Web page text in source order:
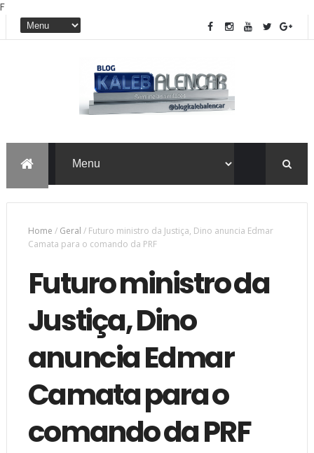
F
Home / Geral / Futuro ministro da Justiça, Dino anuncia Edmar
Camata para o comando da PRF
Futuro ministro da
Justiça, Dino
anuncia Edmar
Camata para o
comando da PRF